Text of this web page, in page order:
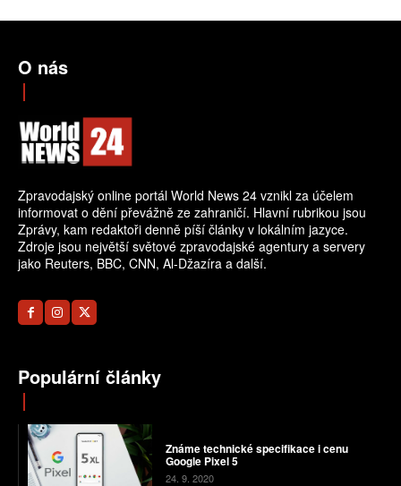
O nás
Zpravodajský online portál World News 24 vznikl za účelem
informovat o dění převážně ze zahraničí. Hlavní rubrikou jsou
Zprávy, kam redaktoři denně píší články v lokálním jazyce.
Zdroje jsou největší světové zpravodajské agentury a servery
jako Reuters, BBC, CNN, Al-Džazíra a další.
Populární články
Známe technické specifikace i cenu
Google Pixel 5
24. 9. 2020